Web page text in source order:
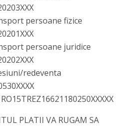
persoane fizice
persoane juridice
redeventa
PLATII VA RUGAM SA